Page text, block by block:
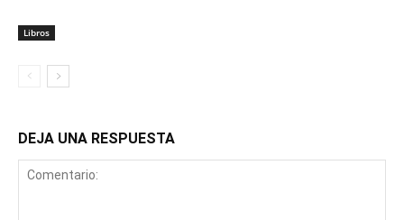
Libros
DEJA UNA RESPUESTA